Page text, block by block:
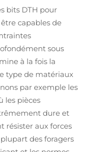
bits DTH pour
capables de
sous
à la fois la
type de matériaux
par exemple les
les pièces
dure et
résister aux forces
des foragers